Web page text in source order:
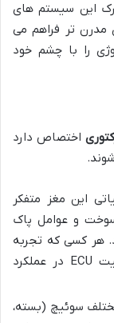
این سیستم های
مدرن تر فراهم می
را با چشم خود
اختصاص دارد
این مغز متفکر
و عوامل پاک
هر کسی که تجربه
کار با خودروهای مدرن را دارد، از اهمیت ECU در عملکرد
سوئیچ (بسته،